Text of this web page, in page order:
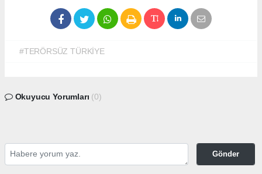
#TERÖRSÜZ TÜRKİYE
Okuyucu Yorumları (0)
Gönder